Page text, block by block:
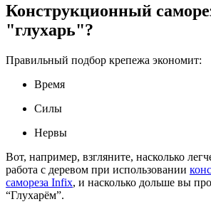
Конструкционный
"глухарь"?
Правильный подбор крепежа экономит:
Время
Силы
Нервы
Вот, например, взгляните, насколько
работа с деревом при использовании
самореза Infix, и насколько дольше вы
“Глухарём”.